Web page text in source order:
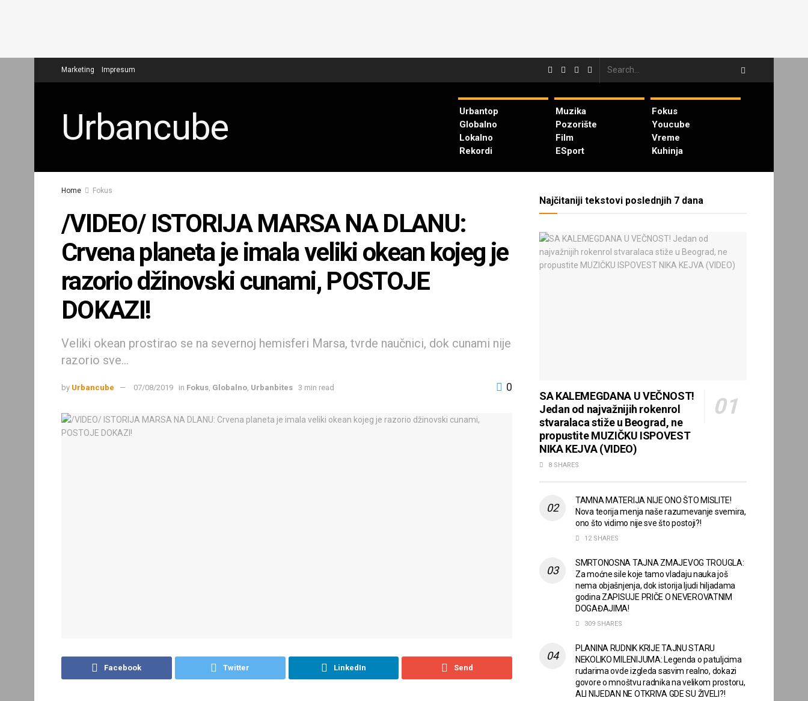
Marketing Impresum
Urbancube
Urbantop
Globalno
Lokalno
Rekordi
Muzika
Pozorište
Film
ESport
Fokus
Youcube
Vreme
Kuhinja
Home Fokus
/VIDEO/ ISTORIJA MARSA NA DLANU:
Crvena planeta je imala veliki okean kojeg je
razorio džinovski cunami, POSTOJE
DOKAZI!
Veliki okean prostirao se na severnoj hemisferi Marsa, tvrde naučnici, dok cunami nije
razorio sve...
by Urbancube 07/08/2019 in Fokus Globalno Urbanbites 3 min read 0
Facebook Twitter LinkedIn Send
Najčitaniji tekstovi poslednjih 7 dana
SA KALEMEGDANA U VEČNOST!
Jedan od najvažnijih rokenrol
stvaralaca stiže u Beograd, ne
propustite MUZIČKU ISPOVEST
NIKA KEJVA (VIDEO)
8 SHARES
TAMNA MATERIJA NIJE ONO ŠTO MISLITE!
Nova teorija menja naše razumevanje svemira,
ono što vidimo nije sve što postoji?!
12 SHARES
SMRTONOSNA TAJNA ZMAJEVOG TROUGLA:
Za moćne sile koje tamo vladaju nauka još
nema objašnjenja, dok istorija ljudi hiljadama
godina ZAPISUJE PRIČE O NEVEROVATNIM
DOGAĐAJIMA!
309 SHARES
PLANINA RUDNIK KRIJE TAJNU STARU
NEKOLIKO MILENIJUMA: Legenda o patuljcima
rudarima ovde izgleda sasvim realno, dokazi
govore o mnoštvu radnika na velikom prostoru,
ALI NIJEDAN NE OTKRIVA GDE SU ŽIVELI?!